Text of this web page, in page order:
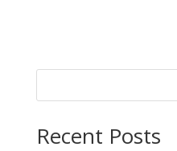
Recent Posts